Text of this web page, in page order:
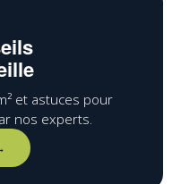
et astuces pour
nos experts.